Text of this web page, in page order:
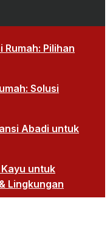
Pilihan
Solusi
Abadi untuk
untuk
Lingkungan